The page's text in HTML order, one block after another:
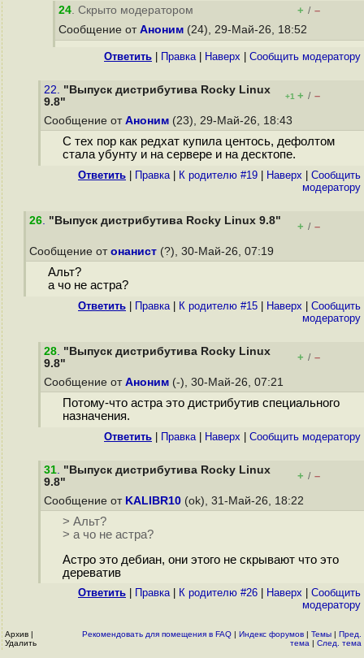
24. Скрыто модератором + / –
Сообщение от Аноним (24), 29-Май-26, 18:52
Ответить Правка| Наверх Cообщить модератору
22. "Выпуск дистрибутива Rocky Linux
9.8"
+1 + / –
Сообщение от Аноним (23), 29-Май-26, 18:43
С тех пор как редхат купила центось, дефолтом
стала убунту и на сервере и на десктопе.
Ответить Правка| К родителю #19 Наверх
Cообщить
модератору
26. "Выпуск дистрибутива Rocky Linux 9.8" + / –
Сообщение от онанист (?), 30-Май-26, 07:19
Альт?
а чо не астра?
Ответить Правка| К родителю #15 Наверх
Cообщить
модератору
28. "Выпуск дистрибутива Rocky Linux
9.8"
+ / –
Сообщение от Аноним (-), 30-Май-26, 07:21
Потому-что астра это дистрибутив специального
назначения.
Ответить Правка| Наверх Cообщить модератору
31. "Выпуск дистрибутива Rocky Linux
9.8"
+ / –
Сообщение от KALIBR10 (ok), 31-Май-26, 18:22
> Альт?
> а чо не астра?
Астро это дебиан, они этого не скрывают что это
дереватив
Ответить Правка| К родителю #26 Наверх
Cообщить
модератору
Архив |
Удалить
Рекомендовать для помещения в FAQ | Индекс форумов | Темы | Пред.
тема | След. тема